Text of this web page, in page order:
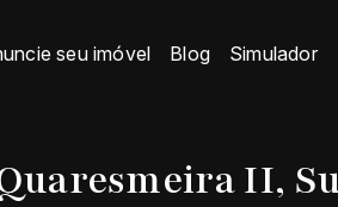
Simulador
Blog
seu imóvel
II,